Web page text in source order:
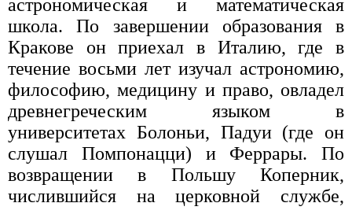
астрономическая и математическая
школа. По завершении образования в
Кракове он приехал в Италию, где в
течение восьми лет изучал астрономию,
философию, медицину и право, овладел
древнегреческим языком в
университетах Болоньи, Падуи (где он
слушал Помпонацци) и Феррары. По
возвращении в Польшу Коперник,
числившийся на церковной службе,